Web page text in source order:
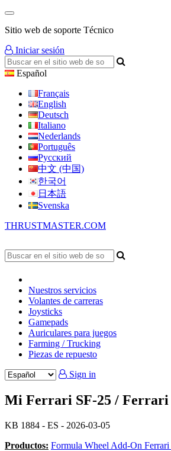
Sitio web de soporte Técnico
Iniciar sesión
Español
Français
English
Deutsch
Italiano
Nederlands
Português
Русский
中文 (中国)
한국어
日本語
Svenska
THRUSTMASTER.COM
Nuestros servicios
Volantes de carreras
Joysticks
Gamepads
Auriculares para juegos
Farming / Trucking
Piezas de repuesto
Sign in
Mi Ferrari SF-25 / Ferrari
KB 1884 - ES - 2026-03-05
Productos: Formula Wheel Add-On